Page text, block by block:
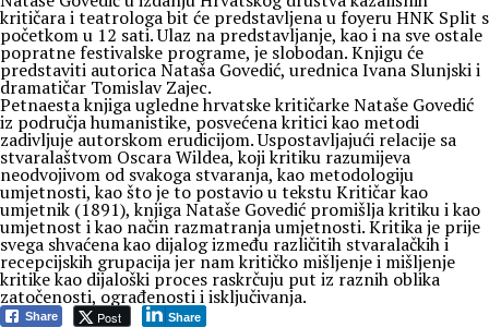
kritičara i teatrologa bit će predstavljena u foyeru HNK Split s
početkom u 12 sati. Ulaz na predstavljanje, kao i na sve ostale
popratne festivalske programe, je slobodan. Knjigu će
predstaviti autorica Nataša Govedić, urednica Ivana Slunjski i
dramatičar Tomislav Zajec.
Petnaesta knjiga ugledne hrvatske kritičarke Nataše Govedić
iz područja humanistike, posvećena kritici kao metodi
zadivljuje autorskom erudicijom. Uspostavljajući relacije sa
stvaralaštvom Oscara Wildea, koji kritiku razumijeva
neodvojivom od svakoga stvaranja, kao metodologiju
umjetnosti, kao što je to postavio u tekstu Kritičar kao
umjetnik (1891), knjiga Nataše Govedić promišlja kritiku i kao
umjetnost i kao način razmatranja umjetnosti. Kritika je prije
svega shvaćena kao dijalog između različitih stvaralačkih i
recepcijskih grupacija jer nam kritičko mišljenje i mišljenje
kritike kao dijaloški proces raskrčuju put iz raznih oblika
zatočenosti, ograđenosti i isključivanja.
Share Post Share